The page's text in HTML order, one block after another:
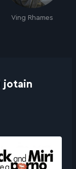
Ving Rhames
jotain